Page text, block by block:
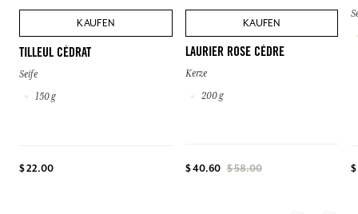
KAUFEN
TILLEUL CÉDRAT
Seife
150 g
$ 22.00
KAUFEN
LAURIER ROSE CÈDRE
Kerze
200 g
$ 40.60 $ 58.00